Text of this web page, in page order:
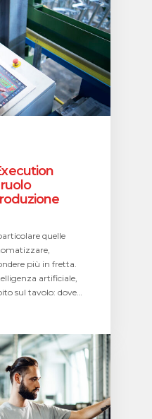
quelle
più in fretta.
artificiale,
sul tavolo: dove…